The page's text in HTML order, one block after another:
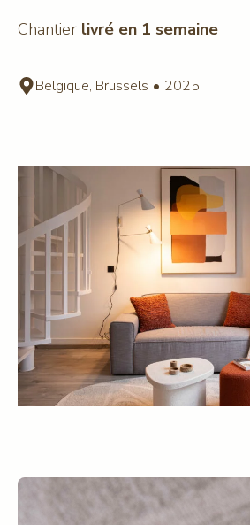
Chantier livré en 1 semaine
Belgique, Brussels • 2025